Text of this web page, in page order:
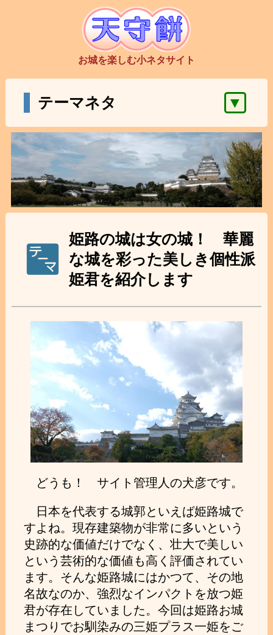
お城を楽しむ小ネタサイト
テーマネタ ▼
姫路の城は女の城！ 華麗
な城を彩った美しき個性派
姫君を紹介します
どうも！ サイト管理人の犬彦です。
日本を代表する城郭といえば姫路城で
すよね。現存建築物が非常に多いという
史跡的な価値だけでなく、壮大で美しい
という芸術的な価値も高く評価されてい
ます。そんな姫路城にはかつて、その地
名故なのか、強烈なインパクトを放つ姫
君が存在していました。今回は姫路お城
まつりでお馴染みの三姫プラス一姫をご